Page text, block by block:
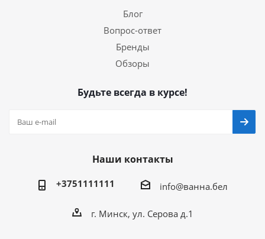
Блог
Вопрос-ответ
Бренды
Обзоры
Будьте всегда в курсе!
Наши контакты
+3751111111 info@ванна.бел
г. Минск, ул. Серова д.1